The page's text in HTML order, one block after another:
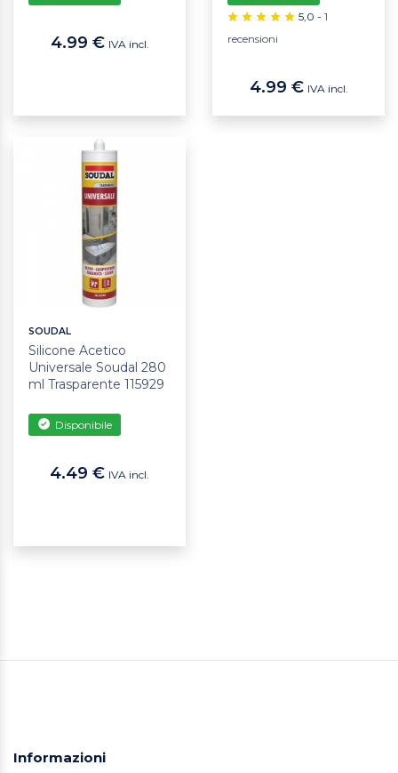
4.99 € IVA incl.
5,0 - 1
recensioni
4.99 € IVA incl.
SOUDAL
Silicone Acetico
Universale Soudal 280
ml Trasparente 115929
Disponibile
4.49 € IVA incl.
Informazioni